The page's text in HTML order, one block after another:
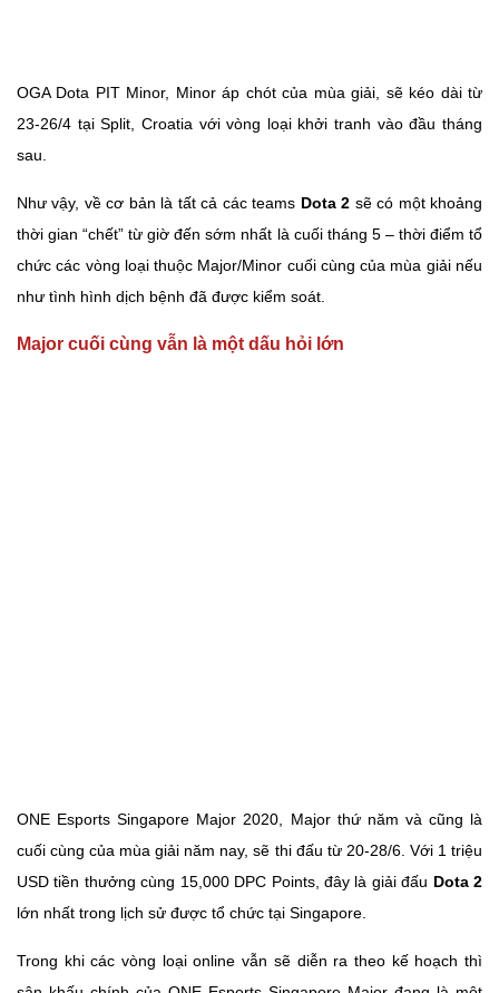
OGA Dota PIT Minor, Minor áp chót của mùa giải, sẽ kéo dài từ
23-26/4 tại Split, Croatia với vòng loại khởi tranh vào đầu tháng
sau.
Như vậy, về cơ bản là tất cả các teams Dota 2 sẽ có một khoảng
thời gian “chết” từ giờ đến sớm nhất là cuối tháng 5 – thời điểm tổ
chức các vòng loại thuộc Major/Minor cuối cùng của mùa giải nếu
như tình hình dịch bệnh đã được kiểm soát.
Major cuối cùng vẫn là một dấu hỏi lớn
ONE Esports Singapore Major 2020, Major thứ năm và cũng là
cuối cùng của mùa giải năm nay, sẽ thi đấu từ 20-28/6. Với 1 triệu
USD tiền thưởng cùng 15,000 DPC Points, đây là giải đấu Dota 2
lớn nhất trong lịch sử được tổ chức tại Singapore.
Trong khi các vòng loại online vẫn sẽ diễn ra theo kế hoạch thì